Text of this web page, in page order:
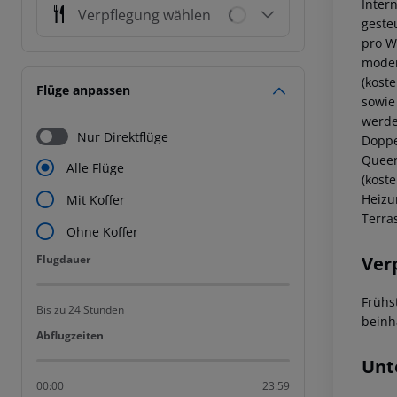
Verpflegung wählen
Flüge anpassen
Nur Direktflüge
Alle Flüge
Mit Koffer
Ohne Koffer
Flugdauer
Flugdauer
Bis zu 24 Stunden
Abflugzeiten
Abflugzeiten
00:00 23:59
pro